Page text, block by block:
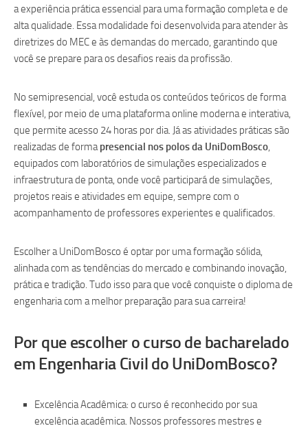
a experiência prática essencial para uma formação completa e de
alta qualidade. Essa modalidade foi desenvolvida para atender às
diretrizes do MEC e às demandas do mercado, garantindo que
você se prepare para os desafios reais da profissão.
No semipresencial, você estuda os conteúdos teóricos de forma
flexível, por meio de uma plataforma online moderna e interativa,
que permite acesso 24 horas por dia. Já as atividades práticas são
realizadas de formapresencial nos polos da UniDomBosco,
equipados com laboratórios de simulações especializados e
infraestrutura de ponta, onde você participará de simulações,
projetos reais e atividades em equipe, sempre com o
acompanhamento de professores experientes e qualificados.
Escolher a UniDomBosco é optar por uma formação sólida,
alinhada com as tendências do mercado e combinando inovação,
prática e tradição. Tudo isso para que você conquiste o diploma de
engenharia com a melhor preparação para sua carreira!
Por que escolher o curso de bacharelado
em Engenharia Civil do UniDomBosco?
Excelência Acadêmica: o curso é reconhecido por sua
excelência acadêmica. Nossos professores mestres e